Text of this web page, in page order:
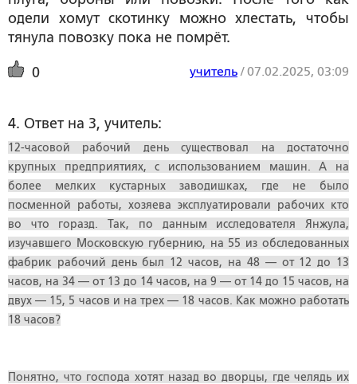
одели хомут скотинку можно хлестать, чтобы
тянула повозку пока не помрёт.
0 учитель /07.02.2025, 03:09
4. Ответ на 3, учитель:
12-часовой рабочий день существовал на достаточно
крупных предприятиях, с использованием машин. А на
более мелких кустарных заводишках, где не было
посменной работы, хозяева эксплуатировали рабочих кто
во что горазд. Так, по данным исследователя Янжула,
изучавшего Московскую губернию, на 55 из обследованных
фабрик рабочий день был 12 часов, на 48 — от 12 до 13
часов, на 34 — от 13 до 14 часов, на 9 — от 14 до 15 часов, на
двух — 15, 5 часов и на трех — 18 часов. Как можно работать
18 часов?
Понятно, что господа хотят назад во дворцы, где челядь их